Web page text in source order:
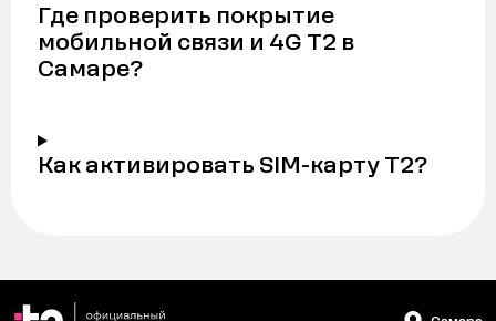
Где проверить покрытие
мобильной связи и 4G Т2 в
Самаре?
Как активировать SIM-карту Т2?